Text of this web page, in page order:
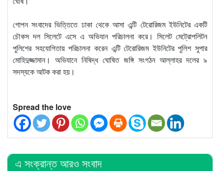
গোপন সংবাদের ভিত্তিতে ঢাকা থেকে আসা এন্টি টেরোরিজম ইউনিটের একটি
চৌকস দল সিলেটে এসে এ অভিযান পরিচালনা করে। সিলেট মেট্রোপলিটন
পুলিশের সহযোগিতায় পরিচালনা করেন এন্টি টেরোরিজম ইউনিটের পুলিশ সুপার
মোহিদুজ্জামান। অভিযানে নিষিদ্ধ ঘোষিত জঙ্গি সংগঠন আল্লাহর দলের ৯
সদস্যকে আটক করা হয়।
Spread the love
এ সংক্রান্ত আরও সংবাদ